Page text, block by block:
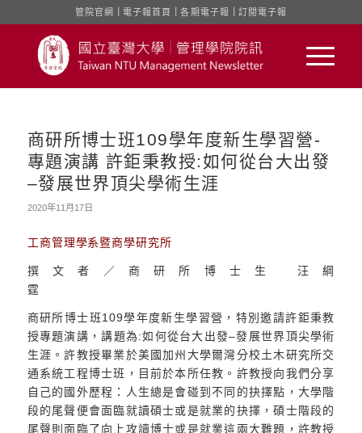
管院官網 電子報首頁 ｜各期電子報 訂閱電子報
商研所博士班109學年度新生學習營-
專題演講 許鉅秉教授:如何從台大出發
–發展世界頂尖學術生涯
2020年11月17日
工商管理學系暨商學研究所
撰文者／商研所博士生 汪綱
霆
商研所博士班109學年度新生學習營，特別邀請許鉅秉教
授專題演講，講題為:如何從台大出發–發展世界頂尖學術
生涯。許教授畢業於美國加州大學爾灣分校土木研究所交
通系統工程博士班，目前於本所任教。許教授向我們分享
自己的國外歷程：人生總是會碰到不同的抉擇點，大學階
段的尾聲便會面臨就讀碩士或是就業的抉擇，碩士階段的
尾聲則面臨了向上攻讀博士或是就業這兩大難題，許教授